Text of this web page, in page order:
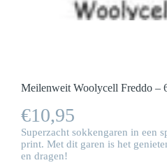
Meilenweit Woolycell Freddo –
€10,95
Superzacht sokkengaren in een
print. Met dit garen is het
en dragen!